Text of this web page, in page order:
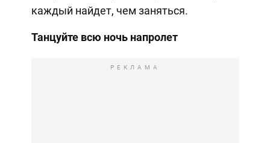
каждый найдет, чем заняться.
Танцуйте всю ночь напролет
РЕКЛАМА